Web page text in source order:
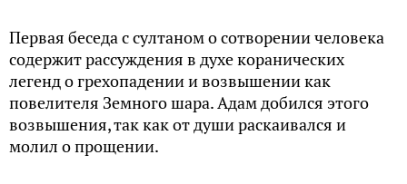
Первая беседа с султаном о сотворении человека
содержит рассуждения в духе коранических
легенд о грехопадении и возвышении как
повелителя Земного шара. Адам добился этого
возвышения, так как от души раскаивался и
молил о прощении.